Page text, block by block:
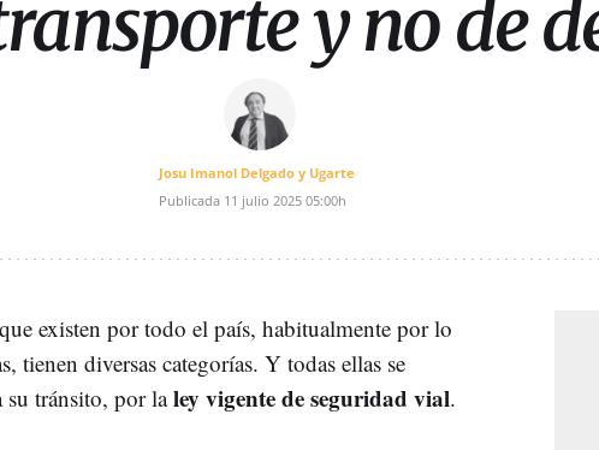
y no de
Josu Imanol Delgado y Ugarte
Publicada 11 julio 2025 05:00h
existen por todo el país, habitualmente por lo
tienen diversas categorías. Y todas ellas se
su tránsito, por laley vigente de seguridad vial.